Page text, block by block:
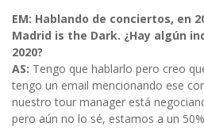
EM: Hablando de conciertos, en
Madrid is the Dark. ¿Hay algún
2020?
AS: Tengo que hablarlo pero creo
tengo un email mencionando ese
nuestro tour manager está
pero aún no lo sé, estamos a un